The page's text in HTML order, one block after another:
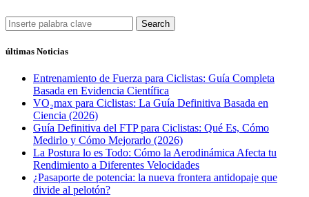
Search
últimas Noticias
Entrenamiento de Fuerza para Ciclistas: Guía Completa
Basada en Evidencia Científica
VO₂max para Ciclistas: La Guía Definitiva Basada en
Ciencia (2026)
Guía Definitiva del FTP para Ciclistas: Qué Es, Cómo
Medirlo y Cómo Mejorarlo (2026)
La Postura lo es Todo: Cómo la Aerodinámica Afecta tu
Rendimiento a Diferentes Velocidades
¿Pasaporte de potencia: la nueva frontera antidopaje que
divide al pelotón?